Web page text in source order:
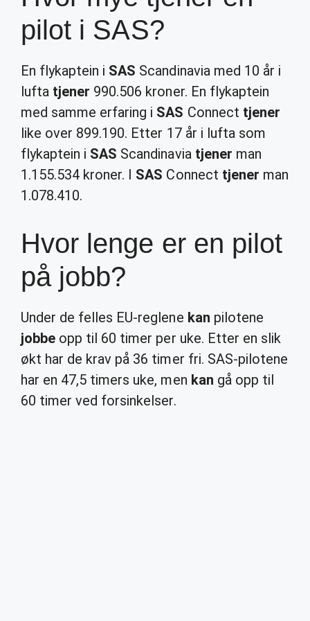
pilot i SAS?
En flykaptein i SAS Scandinavia med 10 år i
lufta tjener 990.506 kroner. En flykaptein
med samme erfaring i SAS Connect tjener
like over 899.190. Etter 17 år i lufta som
flykaptein i SAS Scandinavia tjener man
1.155.534 kroner. I SAS Connect tjener man
1.078.410.
Hvor lenge er en pilot
på jobb?
Under de felles EU-reglene kan pilotene
jobbe opp til 60 timer per uke. Etter en slik
økt har de krav på 36 timer fri. SAS-pilotene
har en 47,5 timers uke, men kan gå opp til
60 timer ved forsinkelser.